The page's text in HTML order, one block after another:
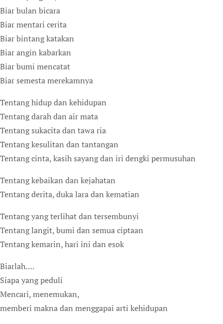
Biar bulan bicara
Biar mentari cerita
Biar bintang katakan
Biar angin kabarkan
Biar bumi mencatat
Biar semesta merekamnya
Tentang hidup dan kehidupan
Tentang darah dan air mata
Tentang sukacita dan tawa ria
Tentang kesulitan dan tantangan
Tentang cinta, kasih sayang dan iri dengki permusuhan
Tentang kebaikan dan kejahatan
Tentang derita, duka lara dan kematian
Tentang yang terlihat dan tersembunyi
Tentang langit, bumi dan semua ciptaan
Tentang kemarin, hari ini dan esok
Biarlah….
Siapa yang peduli
Mencari, menemukan,
memberi makna dan menggapai arti kehidupan